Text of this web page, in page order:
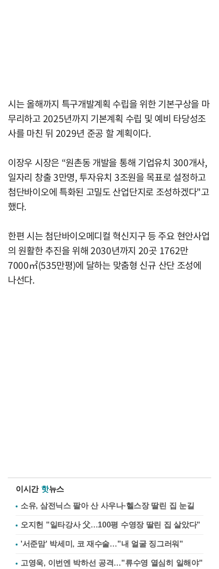
시는 올해까지 특구개발계획 수립을 위한 기본구상을 마
무리하고 2025년까지 기본계획 수립 및 예비 타당성조
사를 마친 뒤 2029년 준공 할 계획이다.
이장우 시장은 “원촌동 개발을 통해 기업유치 300개사,
일자리 창출 3만명, 투자유치 3조원을 목표로 설정하고
첨단바이오에 특화된 고밀도 산업단지로 조성하겠다"고
했다.
한편 시는 첨단바이오메디컬 혁신지구 등 주요 현안사업
의 원활한 추진을 위해 2030년까지 20곳 1762만
7000㎡(535만평)에 달하는 맞춤형 신규 산단 조성에
나선다.
이시간 핫뉴스
소유, 삼전닉스 팔아 산 사우나·헬스장 딸린 집 눈길
오지헌 "일타강사 父…100평 수영장 딸린 집 살았다"
'서준맘' 박세미, 코 재수술…"내 얼굴 징그러워"
고영욱, 이번엔 박하선 공격…"류수영 열심히 일해야"